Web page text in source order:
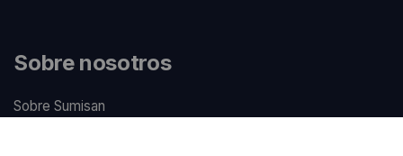
Sobre nosotros
Sobre Sumisan